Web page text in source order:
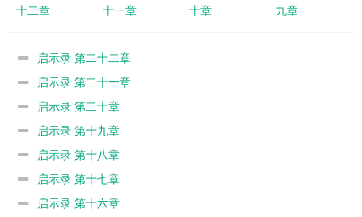
十二章
十一章
十章
九章
启示录 第二十二章
启示录 第二十一章
启示录 第二十章
启示录 第十九章
启示录 第十八章
启示录 第十七章
启示录 第十六章